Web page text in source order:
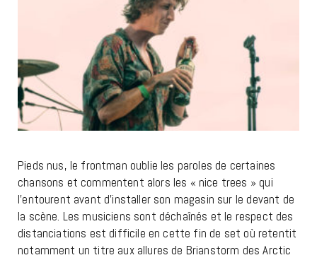
Pieds nus, le frontman oublie les paroles de certaines
chansons et commentent alors les « nice trees » qui
l’entourent avant d’installer son magasin sur le devant de
la scène. Les musiciens sont déchaînés et le respect des
distanciations est difficile en cette fin de set où retentit
notamment un titre aux allures de Brianstorm des Arctic